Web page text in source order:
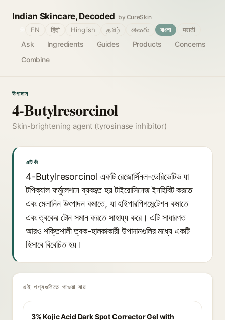
Indian Skincare, Decoded by CureSkin
Ask Ingredients Guides Products
Concerns
Combine
EN हिंदी Hinglish தமிழ் తెలుగు বাংলা मराठी
উপাদান
4-Butylresorcinol
Skin-brightening agent (tyrosinase inhibitor)
এটি কী
4-Butylresorcinol একটি রেজোর্সিনল-ডেরিভেটিভ যা
টপিক্যাল ফর্মুলেশনে ব্যবহৃত হয় টাইরোসিনেজ ইনহিবিট করতে
এবং মেলানিন উৎপাদন কমাতে, যা হাইপারপিগমেন্টেশন কমাতে
এবং ত্বকের টোন সমান করতে সাহায্য করে। এটি সাধারণত
আরও শক্তিশালী ত্বক-হালকাকারী উপাদানগুলির মধ্যে একটি
হিসাবে বিবেচিত হয়।
এই পণ্যগুলিতে পাওয়া যায়
3% Kojic Acid Dark Spot Corrector Gel with